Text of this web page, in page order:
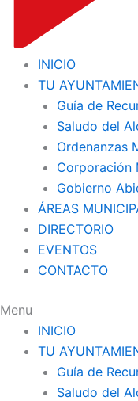
INICIO
TU
Guía de
Saludo del
Ordenanzas
Corporación
Gobierno
ÁREAS
DIRECTORIO
EVENTOS
CONTACTO
Menu
INICIO
TU
Guía de
Saludo del